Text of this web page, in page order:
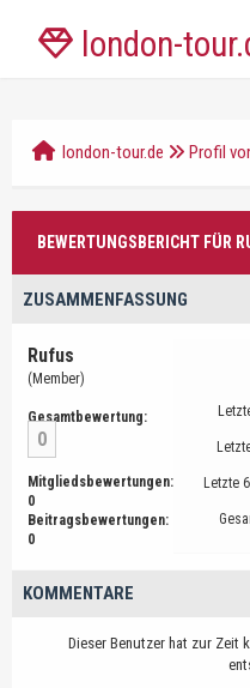
london-
london-tour.de Profil
BEWERTUNGSBERICHT FÜR
ZUSAMMENFASSUNG
Rufus
(Member)
Gesamtbewertung:
0
Mitgliedsbewertungen:
0
Beitragsbewertungen:
0
Letzte
KOMMENTARE
Dieser Benutzer hat zur Zeit